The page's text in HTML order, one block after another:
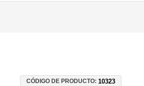
CÓDIGO DE PRODUCTO:10323
Controlador